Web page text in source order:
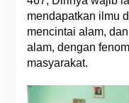
mendapatkan ilmu
mencintai alam,
alam, dengan
masyarakat.